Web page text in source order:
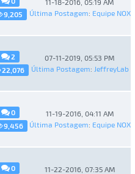
9,205
11-18-2016, 05:19 AM
Última Postagem: Equipe NOX
2
22,076
07-11-2019, 05:53 PM
Última Postagem: JeffreyLab
0
9,456
11-19-2016, 04:11 AM
Última Postagem: Equipe NOX
0
11-22-2016, 07:35 AM